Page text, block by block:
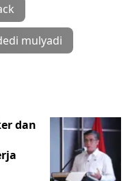
mulyadi
dan